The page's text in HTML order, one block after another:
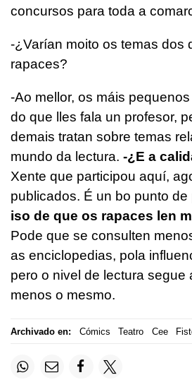
concursos para toda a
-¿Varían moito os temas dos
rapaces?
-Ao mellor, os máis
do que lles fala un profesor,
demais tratan sobre temas
mundo da lectura. -¿E a
Xente que participou aquí,
publicados. É un bo punto de
iso de que os rapaces len
Pode que se consulten
as enciclopedias, pola
pero o nivel de lectura segue
menos o mesmo.
Archivado en: Cómics Teatro Cee